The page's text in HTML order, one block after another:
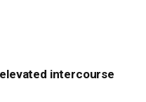
elevated intercourse